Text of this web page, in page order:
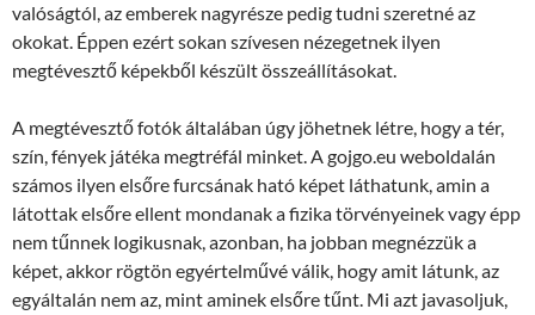
valóságtól, az emberek nagyrésze pedig tudni szeretné az
okokat. Éppen ezért sokan szívesen nézegetnek ilyen
megtévesztő képekből készült összeállításokat.
A megtévesztő fotók általában úgy jöhetnek létre, hogy a tér,
szín, fények játéka megtréfál minket. A gojgo.eu weboldalán
számos ilyen elsőre furcsának ható képet láthatunk, amin a
látottak elsőre ellent mondanak a fizika törvényeinek vagy épp
nem tűnnek logikusnak, azonban, ha jobban megnézzük a
képet, akkor rögtön egyértelművé válik, hogy amit látunk, az
egyáltalán nem az, mint aminek elsőre tűnt. Mi azt javasoljuk,